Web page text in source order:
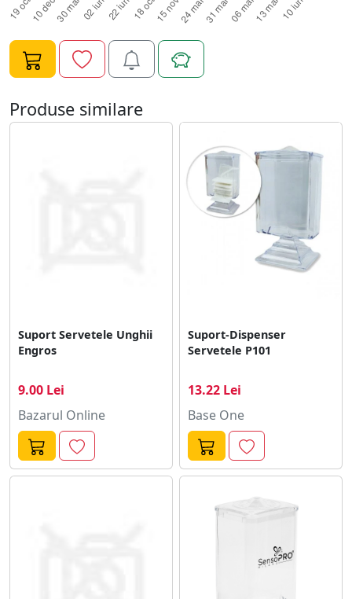
Produse similare
Suport Servetele Unghii
Engros
9.00 Lei
Bazarul Online
Suport-Dispenser
Servetele P101
13.22 Lei
Base One